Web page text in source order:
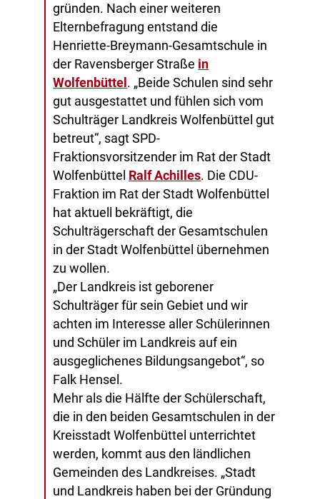
gründen. Nach einer weiteren
Elternbefragung entstand die
Henriette-Breymann-Gesamtschule in
der Ravensberger Straße in
Wolfenbüttel . „Beide Schulen sind sehr
gut ausgestattet und fühlen sich vom
Schulträger Landkreis Wolfenbüttel gut
betreut“, sagt SPD-
Fraktionsvorsitzender im Rat der Stadt
Wolfenbüttel Ralf Achilles. Die CDU-
Fraktion im Rat der Stadt Wolfenbüttel
hat aktuell bekräftigt, die
Schulträgerschaft der Gesamtschulen
in der Stadt Wolfenbüttel übernehmen
zu wollen.
„Der Landkreis ist geborener
Schulträger für sein Gebiet und wir
achten im Interesse aller Schülerinnen
und Schüler im Landkreis auf ein
ausgeglichenes Bildungsangebot“, so
Falk Hensel.
Mehr als die Hälfte der Schülerschaft,
die in den beiden Gesamtschulen in der
Kreisstadt Wolfenbüttel unterrichtet
werden, kommt aus den ländlichen
Gemeinden des Landkreises. „Stadt
und Landkreis haben bei der Gründung